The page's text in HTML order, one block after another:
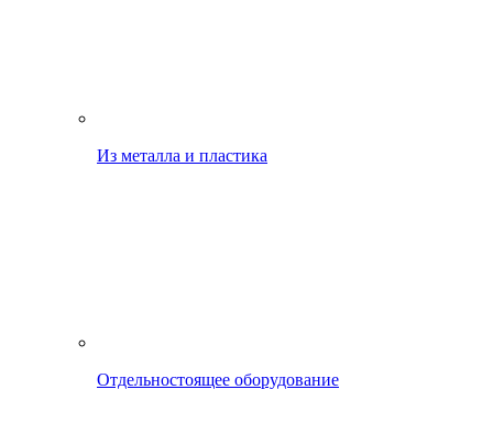
Из металла и пластика
Отдельностоящее оборудование